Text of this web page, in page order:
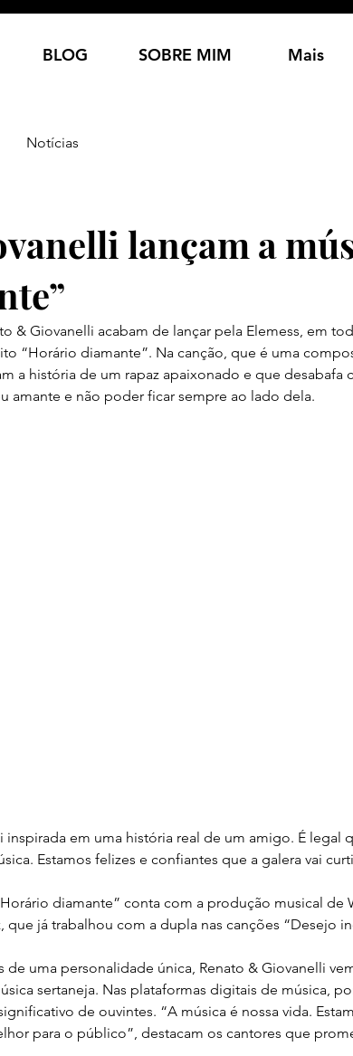
BLOG SOBRE MIM Mais
Notícias
lançam a
& Giovanelli acabam de lançar pela Elemess, em
“Horário diamante”. Na canção, que é uma
a história de um rapaz apaixonado e que desabafa
amante e não poder ficar sempre ao lado dela.
inspirada em uma história real de um amigo. É legal
Estamos felizes e confiantes que a galera vai
diamante” conta com a produção musical de
que já trabalhou com a dupla nas canções “Desejo
uma personalidade única, Renato & Giovanelli
sertaneja. Nas plataformas digitais de música,
de ouvintes. “A música é nossa vida.
para o público”, destacam os cantores que